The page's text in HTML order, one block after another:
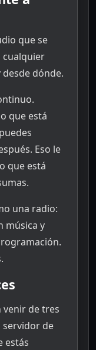
que se
cualquier
dónde.
que está
Eso le
que está
una radio:
música y
venir de tres
servidor de
estás